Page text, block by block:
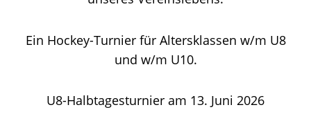
Ein Hockey-Turnier für Altersklassen w/m U8
und w/m U10.
U8-Halbtagesturnier am 13. Juni 2026